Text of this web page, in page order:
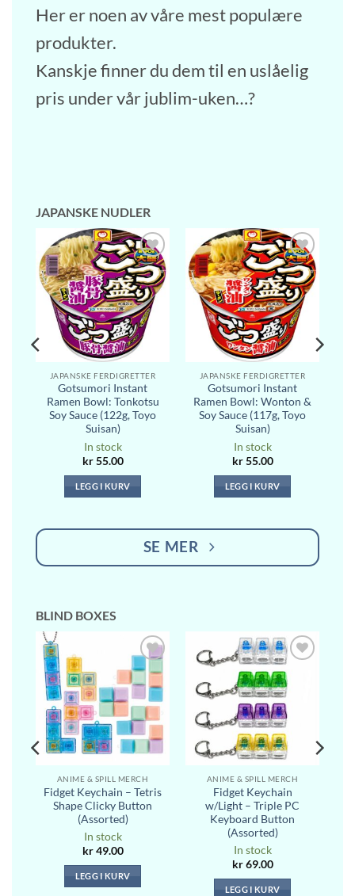
Her er noen av våre mest populære
produkter.
Kanskje finner du dem til en uslåelig
pris under vår jublim-uken…?
JAPANSKE NUDLER
Legg til i
ønskeliste
JAPANSKE FERDIGRETTER
Gotsumori Instant
Ramen Bowl: Tonkotsu
Soy Sauce (122g, Toyo
Suisan)
In stock
kr55.00
LEGG I KURV
Legg til i
ønskeliste
JAPANSKE FERDIGRETTER
Gotsumori Instant
Ramen Bowl: Wonton &
Soy Sauce (117g, Toyo
Suisan)
In stock
kr55.00
LEGG I KURV
SE MER
BLIND BOXES
Legg til i
ønskeliste
ANIME & SPILL MERCH
Fidget Keychain – Tetris
Shape Clicky Button
(Assorted)
In stock
kr49.00
LEGG I KURV
Legg til i
ønskeliste
ANIME & SPILL MERCH
Fidget Keychain
w/Light – Triple PC
Keyboard Button
(Assorted)
In stock
kr69.00
LEGG I KURV